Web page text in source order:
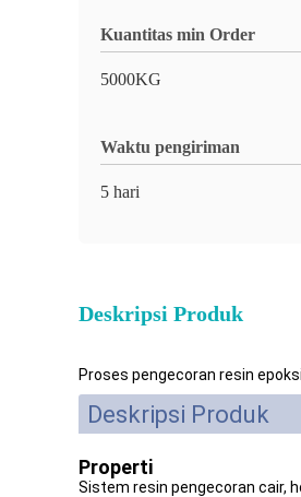
Kuantitas min Order
5000KG
Waktu pengiriman
5 hari
Deskripsi Produk
Proses pengecoran resin
Deskripsi Produk
Properti
Sistem resin pengecoran cair,